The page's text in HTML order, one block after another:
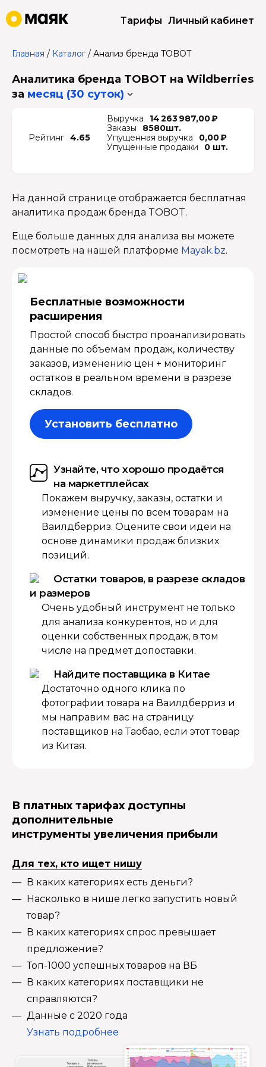
Тарифы Личный кабинет
Главная / Каталог/ Анализ бренда TOBOT
Аналитика бренда TOBOT на Wildberries
за месяц (30 суток)
Рейтинг 4.65
Выручка
14 263 987,00 ₽
Заказы
8580шт.
Упущенная выручка
0,00 ₽
Упущенные продажи
0 шт.
На данной странице отображается бесплатная
аналитика продаж бренда TOBOT.
Еще больше данных для анализа вы можете
посмотреть на нашей платформе Mayak.bz.
Бесплатные возмож­ности
расширения
Простой способ быстро проанализировать
данные по объемам продаж, количеству
заказов, изменению цен + мониторинг
остатков в реальном времени в разрезе
складов.
Установить бесплатно
Узнайте, что хорошо продаётся
на маркетплейсах
Покажем выручку, заказы, остатки и
изменение цены по всем товарам на
Ваилдберриз. Оцените свои идеи на
основе динамики продаж близких
позиций.
Остатки товаров, в разрезе складов
и размеров
Очень удобный инструмент не только
для анализа конкурентов, но и для
оценки собственных продаж, в том
числе на предмет допоставки.
Найдите поставщика в Китае
Достаточно одного клика по
фотографии товара на Ваилдберриз и
мы направим вас на страницу
поставщиков на Таобао, если этот товар
из Китая.
В платных тарифах доступны
дополнительные
инструменты увеличения прибыли
Для тех, кто ищет нишу
В каких категориях есть деньги?
Насколько в нише легко запустить новый
товар?
В каких категориях спрос превышает
предложение?
Топ-1000 успешных товаров на ВБ
В каких категориях поставщики не
справляются?
Данные с 2020 года
Узнать подробнее